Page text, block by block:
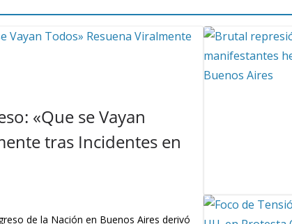
«Que se Vayan
tras Incidentes en
de la Nación en Buenos Aires derivó